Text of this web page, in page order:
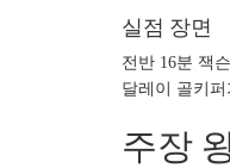
실점 장면
전반 16분 잭
달레이 골키
주장